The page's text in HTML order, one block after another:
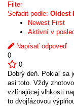
Filter
Seřadit podle: Oldest
Newest First
Aktivní v
Napísať odpoveď
0
0
Dobrý deň. Pokiaľ sa
asi toto. Vždy
vzlínajúcej vlhkosti
to dvojfázovou